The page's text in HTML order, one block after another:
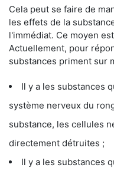
Cela peut se faire de
les effets de la
l'immédiat. Ce moyen
Actuellement, pour
substances priment sur
Il y a les substances
système nerveux du
substance, les cellules
directement détruites ;
Il y a les substances